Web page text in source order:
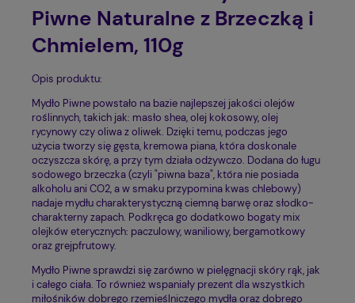
Piwne Naturalne z Brzeczką i
Chmielem, 110g
Opis produktu:
Mydło Piwne powstało na bazie najlepszej jakości olejów
roślinnych, takich jak: masło shea, olej kokosowy, olej
rycynowy czy oliwa z oliwek. Dzięki temu, podczas jego
użycia tworzy się gęsta, kremowa piana, która doskonale
oczyszcza skórę, a przy tym działa odżywczo. Dodana do ługu
sodowego brzeczka (czyli "piwna baza", która nie posiada
alkoholu ani CO2, a w smaku przypomina kwas chlebowy)
nadaje mydłu charakterystyczną ciemną barwę oraz słodko-
charakterny zapach. Podkręca go dodatkowo bogaty mix
olejków eterycznych: paczulowy, waniliowy, bergamotkowy
oraz grejpfrutowy.
Mydło Piwne sprawdzi się zarówno w pielęgnacji skóry rąk, jak
i całego ciała. To również wspaniały prezent dla wszystkich
miłośników dobrego rzemieślniczego mydła oraz dobrego